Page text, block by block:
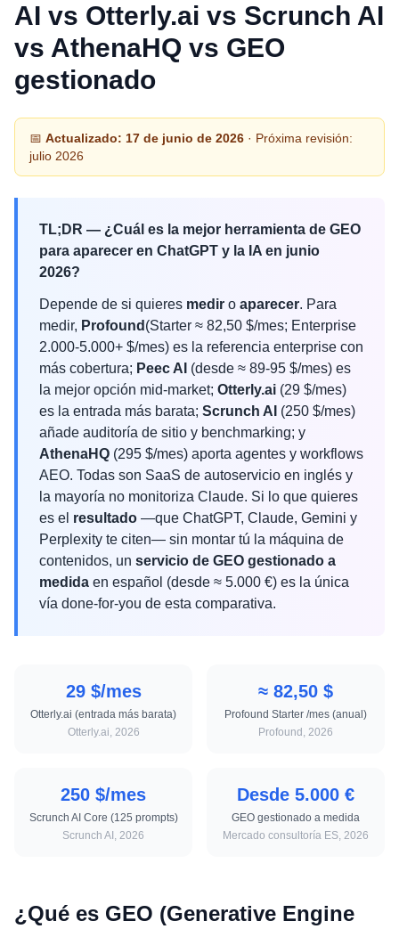
AI vs Otterly.ai vs Scrunch AI
vs AthenaHQ vs GEO
gestionado
📅 Actualizado: 17 de junio de 2026 · Próxima revisión:
julio 2026
TL;DR — ¿Cuál es la mejor herramienta de GEO
para aparecer en ChatGPT y la IA en junio
2026?
Depende de si quieres medir o aparecer. Para
medir, Profound (Starter ≈ 82,50 $/mes; Enterprise
2.000-5.000+ $/mes) es la referencia enterprise con
más cobertura; Peec AI (desde ≈ 89-95 $/mes) es
la mejor opción mid-market; Otterly.ai (29 $/mes)
es la entrada más barata; Scrunch AI (250 $/mes)
añade auditoría de sitio y benchmarking; y
AthenaHQ (295 $/mes) aporta agentes y workflows
AEO. Todas son SaaS de autoservicio en inglés y
la mayoría no monitoriza Claude. Si lo que quieres
es el resultado —que ChatGPT, Claude, Gemini y
Perplexity te citen— sin montar tú la máquina de
contenidos, un servicio de GEO gestionado a
medida en español (desde ≈ 5.000 €) es la única
vía done-for-you de esta comparativa.
29 $/mes
Otterly.ai (entrada más barata)
Otterly.ai, 2026
≈ 82,50 $
Profound Starter /mes (anual)
Profound, 2026
250 $/mes
Scrunch AI Core (125 prompts)
Scrunch AI, 2026
Desde 5.000 €
GEO gestionado a medida
Mercado consultoría ES, 2026
¿Qué es GEO (Generative Engine